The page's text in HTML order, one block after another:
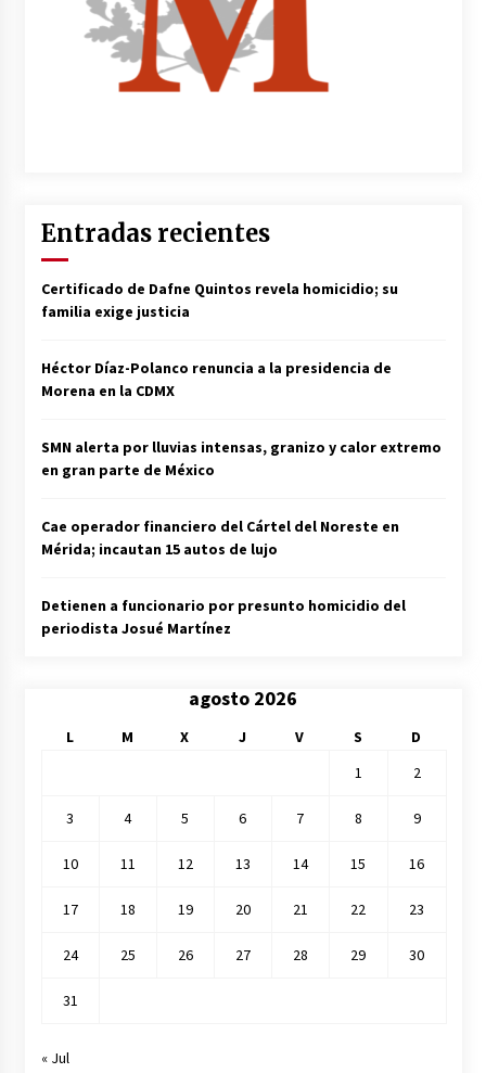
Entradas recientes
Certificado de Dafne Quintos revela homicidio; su
familia exige justicia
Héctor Díaz-Polanco renuncia a la presidencia de
Morena en la CDMX
SMN alerta por lluvias intensas, granizo y calor extremo
en gran parte de México
Cae operador financiero del Cártel del Noreste en
Mérida; incautan 15 autos de lujo
Detienen a funcionario por presunto homicidio del
periodista Josué Martínez
agosto 2026
L M X J V S
D
1
2
3 4 5 6 7 8 9
10 11 12 13 14 15 16
17 18 19 20 21 22 23
24 25 26 27 28 29 30
31
« Jul